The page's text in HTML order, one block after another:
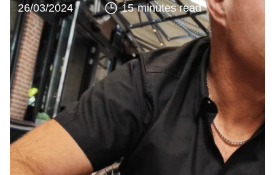
26/03/2024 15 minutes read